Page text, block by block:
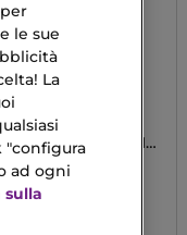
DIOR - EDIZIONE
Couture –
Dorato e Stick
le sue
La
"configura
ad ogni
sulla